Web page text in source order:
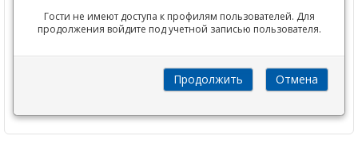
Гости не имеют доступа к профилям пользователей. Для
продолжения войдите под учетной записью пользователя.